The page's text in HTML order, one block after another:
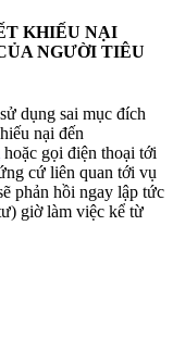
KHIẾU NẠI
NGƯỜI TIÊU
dụng sai mục đích
nại đến
hoặc gọi điện thoại tới
cứ liên quan tới vụ
phản hồi ngay lập tức
giờ làm việc kể từ